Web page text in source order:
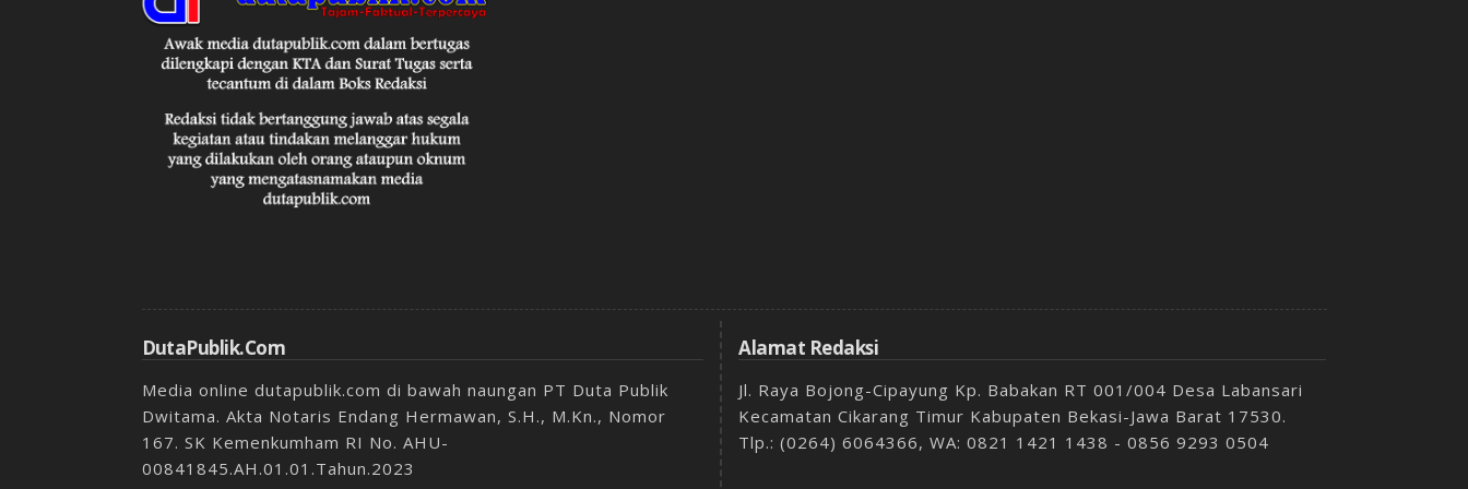
DutaPublik.com
Media online dutapublik.com di bawah naungan PT Duta Publik
Dwitama. Akta Notaris Endang Hermawan, S.H., M.Kn., Nomor
167. SK Kemenkumham RI No. AHU-
00841845.AH.01.01.Tahun.2023
Alamat Redaksi
Jl. Raya Bojong-Cipayung Kp. Babakan RT 001/004 Desa Labansari
Kecamatan Cikarang Timur Kabupaten Bekasi-Jawa Barat 17530.
Tlp.: (0264) 6064366, WA: 0821 1421 1438 - 0856 9293 0504